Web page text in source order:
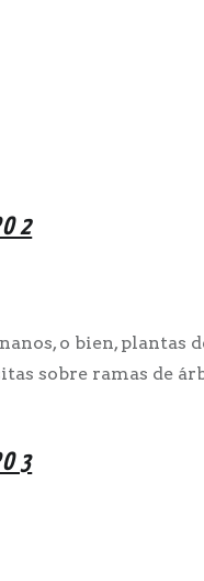
2
o bien, plantas
sobre ramas de
3